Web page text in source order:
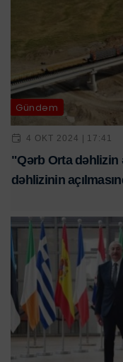
Gündəm
4 OKT 2024 | 17:41
"Qərb Orta dəhlizin
dəhlizinin